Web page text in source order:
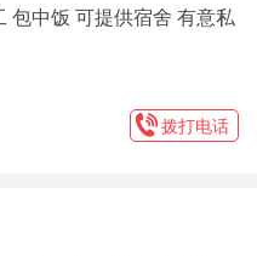
包中饭 可提供宿舍 有意私
拨打电话